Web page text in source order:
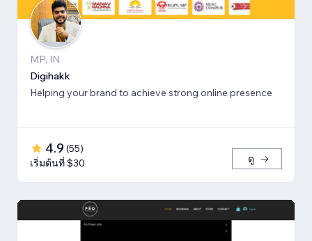
MP, IN
Digihakk
Helping your brand to achieve strong online presence
4.9 (55)
เริ่มต้นที่ $30
ดู